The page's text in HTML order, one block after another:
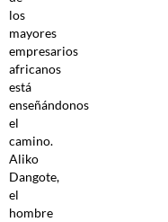
los
mayores
empresarios
africanos
está
enseñándonos
el
camino.
Aliko
Dangote,
el
hombre